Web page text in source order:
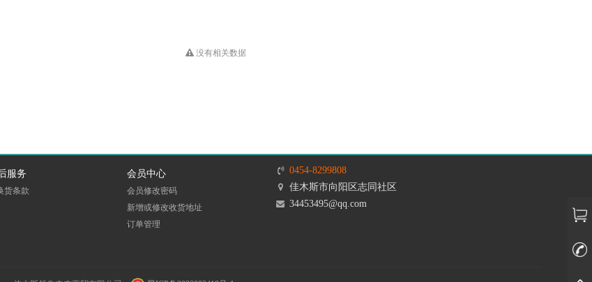
没有相关数据
服务
货条款
会员中心
会员修改密码
新增或修改收货地址
订单管理
0454-8299808
佳木斯市向阳区志同社区
34453495@qq.com